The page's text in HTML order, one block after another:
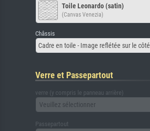
Toile Leonardo (satin)
(Canvas Venezia)
Châssis
Cadre en toile - Image reflétée sur le côté
Verre et Passepartout
verre (y compris le panneau arrière)
Veuillez sélectionner
Passepartout